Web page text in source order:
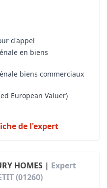
d'appel
en biens
biens commerciaux
European Valuer)
de l'expert
HOMES | Expert
(01260)